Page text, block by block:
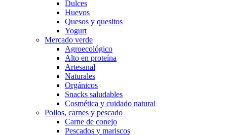
Dulces
Huevos
Quesos y quesitos
Yogurt
Mercado verde
Agroecológico
Alto en proteína
Artesanal
Naturales
Orgánicos
Snacks saludables
Cosmética y cuidado natural
Pollos, carnes y pescado
Carne de conejo
Pescados y mariscos